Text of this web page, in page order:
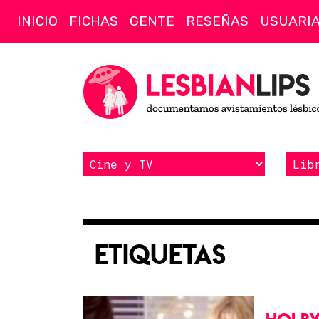
INICIO FICHAS GENTE RESEÑAS
Etiquetas